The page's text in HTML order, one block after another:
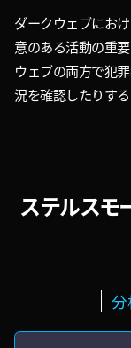
ダークウェブにお
意のある活動の重
ウェブの両方で犯
況を確認したりする
ステルスモ